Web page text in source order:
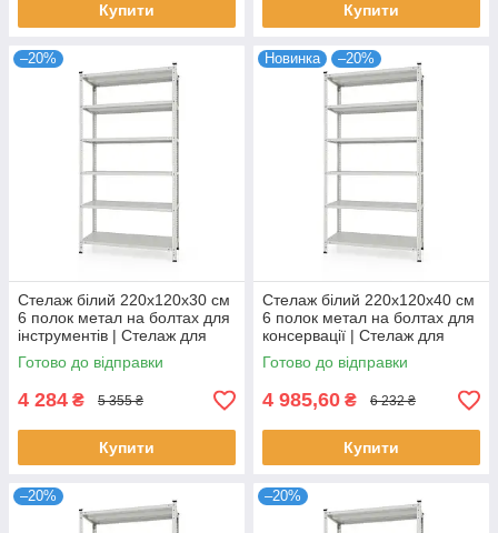
Купити Купити
–20%
Стелаж білий 220х120х30 см
6 полок метал на болтах для
інструментів | Стелаж для
овочів
Готово до відправки
4 284 ₴ 5 355 ₴
Купити
Новинка –20%
Стелаж білий 220х120х40 см
6 полок метал на болтах для
консервації | Стелаж для
папок та документів
Готово до відправки
4 985,60 ₴ 6 232 ₴
Купити
–20% –20%